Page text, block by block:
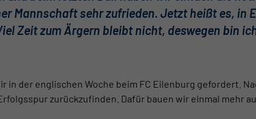
Mannschaft sehr zufrieden. Jetzt heißt es, in
Zeit zum Ärgern bleibt nicht, deswegen bin
in der englischen Woche beim FC Eilenburg gefordert.
zurückzufinden. Dafür bauen wir einmal mehr